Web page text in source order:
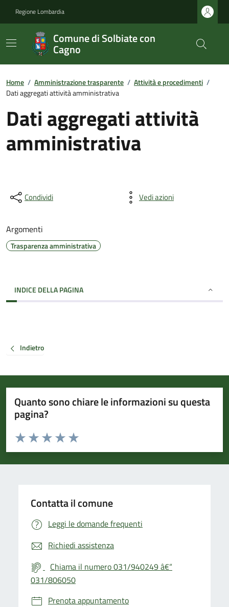
Regione Lombardia
Comune di Solbiate con
Cagno
Home / Amministrazione trasparente / Attività e procedimenti /
Dati aggregati attività amministrativa
Dati aggregati attività
amministrativa
Condividi Vedi azioni
Argomenti
Trasparenza amministrativa
INDICE DELLA PAGINA
Indietro
Quanto sono chiare le informazioni su questa
pagina?
Valuta da 1 a 5 stelle la pagina
Valuta 5 stelle su 5
Valuta 4 stelle su 5
Valuta 3 stelle su 5
Valuta 2 stelle su 5
Valuta 1 stelle su 5
Contatta il comune
Leggi le domande frequenti
Richiedi assistenza
Chiama il numero 031/940249 â€“
031/806050
Prenota appuntamento